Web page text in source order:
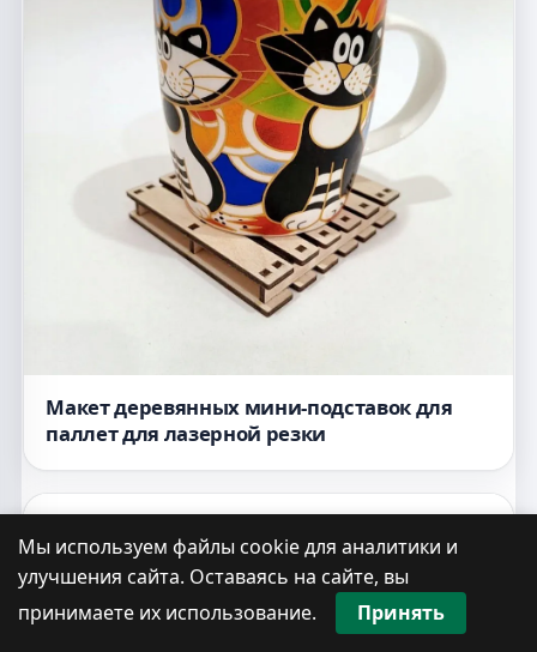
Макет деревянных мини-подставок для
паллет для лазерной резки
Мы используем файлы cookie для аналитики и
улучшения сайта. Оставаясь на сайте, вы
принимаете их использование.
Принять